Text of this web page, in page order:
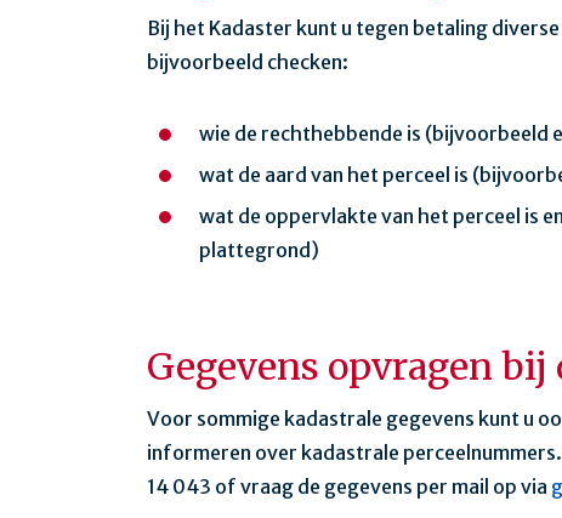
Bij het Kadaster kunt u tegen betaling
bijvoorbeeld checken:
wie de rechthebbende is (bijvoorbeeld
wat de aard van het perceel is
wat de oppervlakte van het perceel is
plattegrond)
Gegevens opvragen bij
Voor sommige kadastrale gegevens kunt u
informeren over kadastrale
14 043 of vraag de gegevens per mail op via